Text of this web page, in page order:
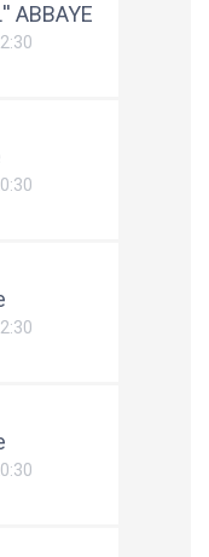
ABBAYE